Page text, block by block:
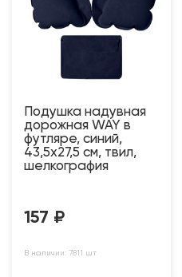
Подушка надувная
дорожная WAY в
футляре, синий,
43,5х27,5 см, твил,
шелкография
157 ₽
В наличии: 7811 шт